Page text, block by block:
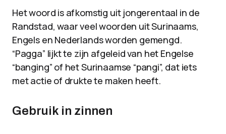
Het woord is afkomstig uit jongerentaal in de
Randstad, waar veel woorden uit Surinaams,
Engels en Nederlands worden gemengd.
“Pagga” lijkt te zijn afgeleid van het Engelse
“banging” of het Surinaamse “pangi”, dat iets
met actie of drukte te maken heeft.
Gebruik in zinnen